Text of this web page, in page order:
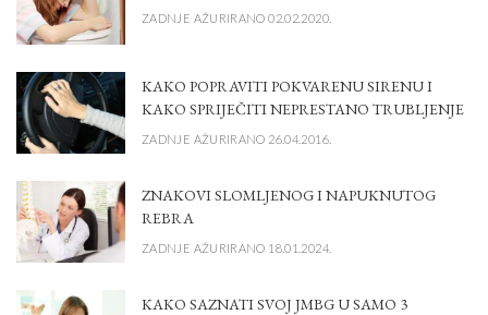
ZADNJE AŽURIRANO 02.02.2020.
KAKO POPRAVITI POKVARENU SIRENU I
KAKO SPRIJEČITI NEPRESTANO TRUBLJENJE
ZADNJE AŽURIRANO 26.04.2016.
ZNAKOVI SLOMLJENOG I NAPUKNUTOG
REBRA
ZADNJE AŽURIRANO 18.01.2024.
KAKO SAZNATI SVOJ JMBG U SAMO 3